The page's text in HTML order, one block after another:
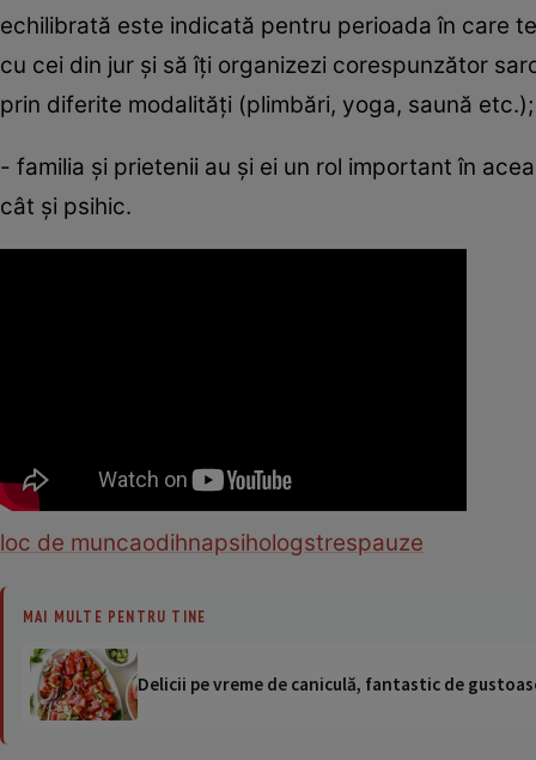
echilibrată este indicată pentru perioada în care
cu cei din jur şi să îţi organizezi corespunzător
prin diferite modalităţi (plimbări, yoga, saună etc.);
- familia şi prietenii au şi ei un rol important în
cât şi psihic.
loc de muncaodihnapsihologstrespauze
MAI MULTE PENTRU TINE
Delicii pe vreme de caniculă, fantastic de